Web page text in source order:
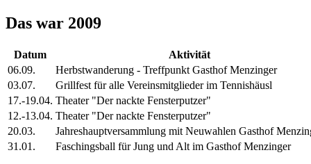
Das war 2009
Datum
Aktivität
06.09.
Herbstwanderung - Treffpunkt Gasthof Menzinger
03.07.
Grillfest für alle Vereinsmitglieder im Tennishäusl
17.-19.04. Theater "Der nackte Fensterputzer"
12.-13.04. Theater "Der nackte Fensterputzer"
20.03.
Jahreshauptversammlung mit Neuwahlen Gasthof
31.01.
Faschingsball für Jung und Alt im Gasthof Menzinger